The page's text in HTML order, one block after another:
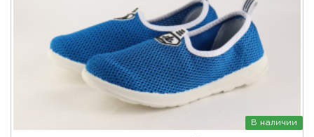
В наличии